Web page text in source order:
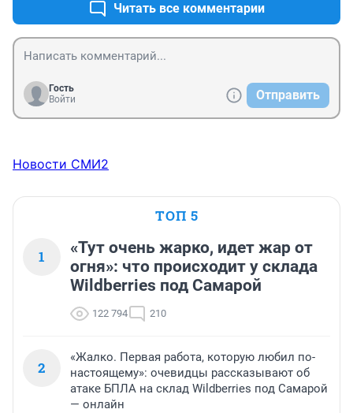
Читать все комментарии
Гость
Войти
Отправить
Новости СМИ2
ТОП 5
1
«Тут очень жарко, идет жар от
огня»: что происходит у склада
Wildberries под Самарой
122 794 210
2
«Жалко. Первая работа, которую любил по-
настоящему»: очевидцы рассказывают об
атаке БПЛА на склад Wildberries под Самарой
— онлайн